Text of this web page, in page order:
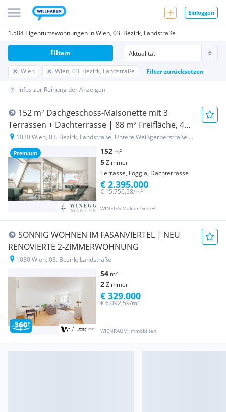
Einloggen
1.584 Eigentumswohnungen in Wien, 03. Bezirk, Landstraße
Wien Wien, 03. Bezirk, Landstraße Filter zurücksetzen
Filtern
Infos zur Reihung der Anzeigen
Premium
152 m² Dachgeschoss-Maisonette mit 3
Terrassen + Dachterrasse | 88 m² Freifläche, 4
Zimmer
1030 Wien, 03. Bezirk, Landstraße, Untere Weißgerberstraße 17
152 m²
5Zimmer
Terrasse, Loggia, Dachterrasse
WINEGG Makler GmbH
€ 15.756,58/m²
€ 2.395.000
SONNIG WOHNEN IM FASANVIERTEL | NEU
RENOVIERTE 2-ZIMMERWOHNUNG
1030 Wien, 03. Bezirk, Landstraße
54 m²
2Zimmer
WIENRAUM Immobilien
€ 6.092,59/m²
€ 329.000